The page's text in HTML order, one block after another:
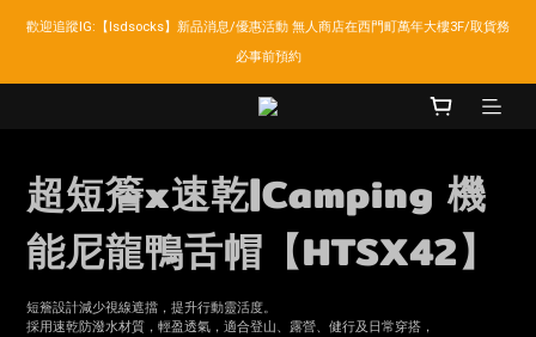
歡迎追蹤IG:【lsdsocks】新品消息/優惠活動 無人商店在西門町萬年大樓3F/取貨務
必事前預約
超短簷x速乾|Camping 機
能尼龍鴨舌帽【HTSX42】
短簷設計減少視線遮擋，提升行動靈活度。
採用速乾防潑水材質，輕盈透氣，適合登山、露營、健行及日常穿搭，